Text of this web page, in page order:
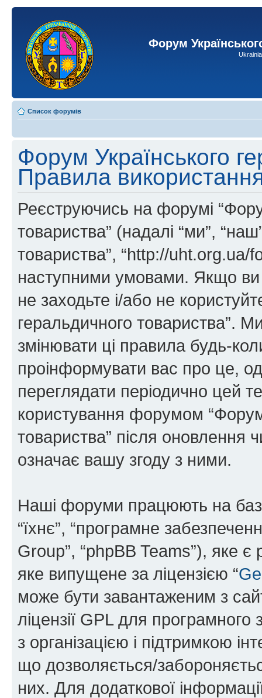
Форум
Список форумів
Форум Українського
Правила
Реєструючись на форумі
товариства” (надалі “ми”,
товариства”, “http://uht.org.ua/
наступними умовами. Якщо ви
не заходьте і/або не
геральдичного товариства”.
змінювати ці правила будь-
проінформувати вас про це,
переглядати періодично цей
користування форумом
товариства” після оновлення
означає вашу згоду з ними.
Наші форуми працюють на
“їхнє”, “програмне
Group”, “phpBB Teams”), яке
яке випущене за ліцензією “
може бути завантаженим з
ліцензії GPL для
з організацією і підтримкою
що дозволяється/
них. Для додаткової